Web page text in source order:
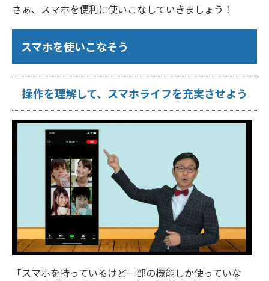
さぁ、スマホを便利に使いこなしていきましょう！
スマホを使いこなそう
操作を理解して、スマホライフを充実させよう
「スマホを持っているけど一部の機能しか使っていな